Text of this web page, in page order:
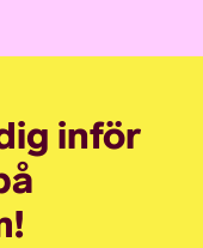
inför